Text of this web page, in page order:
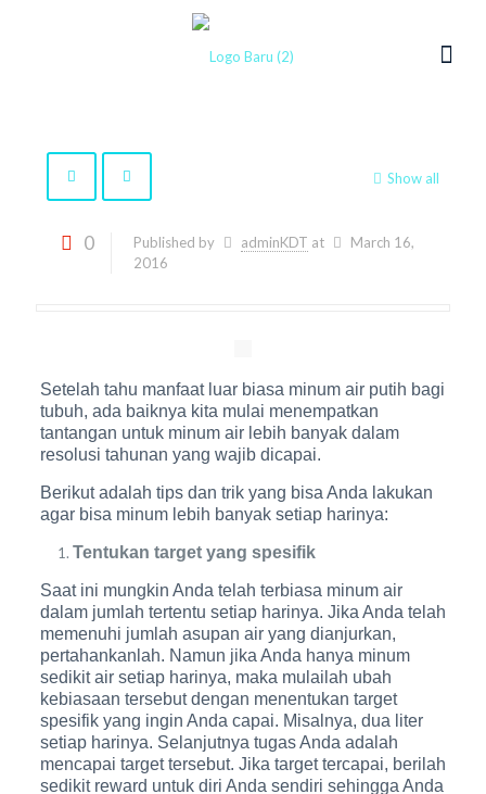
Show all
0 Published by adminKDT at
March 16,
2016
Setelah tahu manfaat luar biasa minum air putih bagi
tubuh, ada baiknya kita mulai menempatkan
tantangan untuk minum air lebih banyak dalam
resolusi tahunan yang wajib dicapai.
Berikut adalah tips dan trik yang bisa Anda lakukan
agar bisa minum lebih banyak setiap harinya:
Tentukan target yang spesifik
Saat ini mungkin Anda telah terbiasa minum air
dalam jumlah tertentu setiap harinya. Jika Anda telah
memenuhi jumlah asupan air yang dianjurkan,
pertahankanlah. Namun jika Anda hanya minum
sedikit air setiap harinya, maka mulailah ubah
kebiasaan tersebut dengan menentukan target
spesifik yang ingin Anda capai. Misalnya, dua liter
setiap harinya. Selanjutnya tugas Anda adalah
mencapai target tersebut. Jika target tercapai, berilah
sedikit reward untuk diri Anda sendiri sehingga Anda